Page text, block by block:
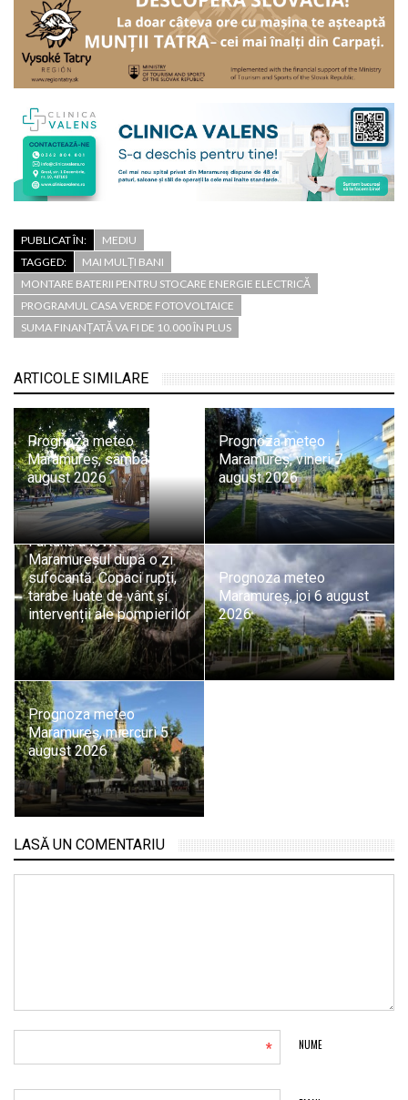
PUBLICAT ÎN:
MEDIU
TAGGED:
MAI MULȚI BANI
MONTARE BATERII PENTRU STOCARE ENERGIE ELECTRICĂ
PROGRAMUL CASA VERDE FOTOVOLTAICE
SUMA FINANȚATĂ VA FI DE 10.000 ÎN PLUS
ARTICOLE SIMILARE
Prognoza meteo
Maramureș, sâmbătă 8
august 2026
Prognoza meteo
Maramureș, vineri 7
august 2026
Furtuna a lovit
Maramureșul după o zi
sufocantă. Copaci rupți,
tarabe luate de vânt și
intervenții ale pompierilor
Prognoza meteo
Maramureș, joi 6 august
2026
Prognoza meteo
Maramureș, miercuri 5
august 2026
LASĂ UN COMENTARIU
NUME
*